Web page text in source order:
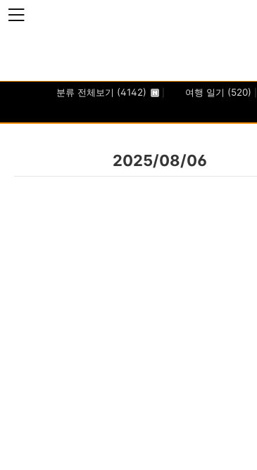
본문 바로가기
분류 전체보기 (4142) 여행 일기 (520)
2025/08/06